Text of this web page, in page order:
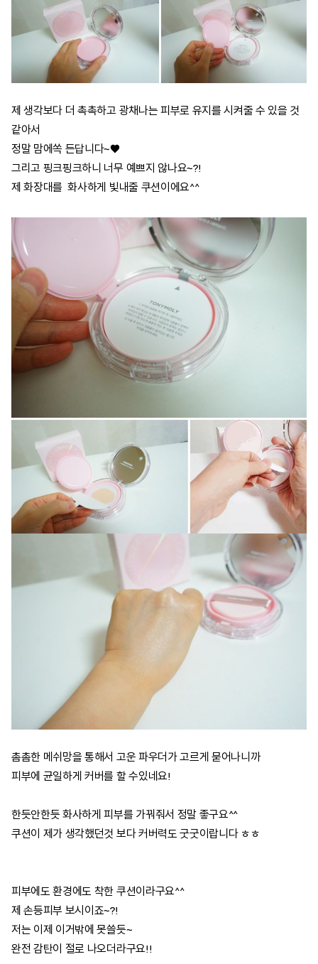
제 생각보다 더 촉촉하고 광채나는 피부로 유지를 시켜줄 수 있을 것
같아서
정말 맘에쏙 든답니다~♥
그리고 핑크핑크하니 너무 예쁘지 않나요~?!
제 화장대를 화사하게 빛내줄 쿠션이에요^^
촘촘한 메쉬망을 통해서 고운 파우더가 고르게 묻어나니까
피부에 균일하게 커버를 할 수있네요!
한듯안한듯 화사하게 피부를 가꿔줘서 정말 좋구요^^
쿠션이 제가 생각했던것 보다 커버력도 굿굿이랍니다 ㅎㅎ
피부에도 환경에도 착한 쿠션이라구요^^
제 손등피부 보시이죠~?!
저는 이제 이거밖에 못쓸듯~
완전 감탄이 절로 나오더라구요!!